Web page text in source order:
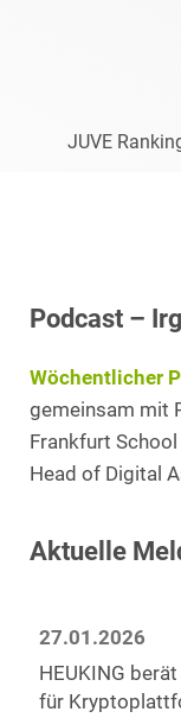
JUVE
Podcast –
Wöchentlicher
gemeinsam mit
Frankfurt
Head of Digital
Aktuelle
27.01.2026
HEUKING
für